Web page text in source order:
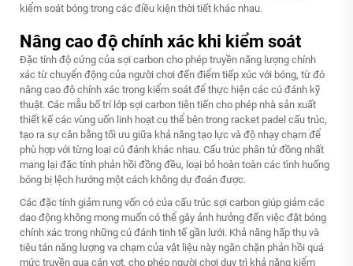
kiểm soát bóng trong các điều kiện thời tiết khác nhau.
Nâng cao độ chính xác khi kiểm soát
Đặc tính độ cứng của sợi carbon cho phép truyền năng lượng chính
xác từ chuyển động của người chơi đến điểm tiếp xúc với bóng, từ đó
nâng cao độ chính xác trong kiểm soát để thực hiện các cú đánh kỹ
thuật. Các mẫu bố trí lớp sợi carbon tiên tiến cho phép nhà sản xuất
thiết kế các vùng uốn linh hoạt cụ thể bên trong racket padel cấu trúc,
tạo ra sự cân bằng tối ưu giữa khả năng tạo lực và độ nhạy chạm để
phù hợp với từng loại cú đánh khác nhau. Cấu trúc phân tử đồng nhất
mang lại đặc tính phản hồi đồng đều, loại bỏ hoàn toàn các tình huống
bóng bị lệch hướng một cách không dự đoán được.
Các đặc tính giảm rung vốn có của cấu trúc sợi carbon giúp giảm các
dao động không mong muốn có thể gây ảnh hưởng đến việc đặt bóng
chính xác trong những cú đánh tinh tế gần lưới. Khả năng hấp thụ và
tiêu tán năng lượng va chạm của vật liệu này ngăn chặn phản hồi quá
mức truyền qua cán vợt, cho phép người chơi duy trì khả năng kiểm